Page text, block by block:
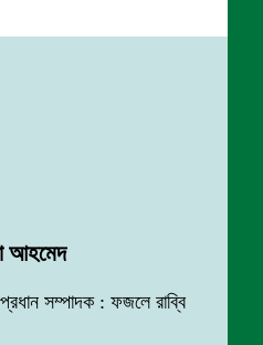
আহমেদ
সম্পাদক : ফজলে রাব্বি